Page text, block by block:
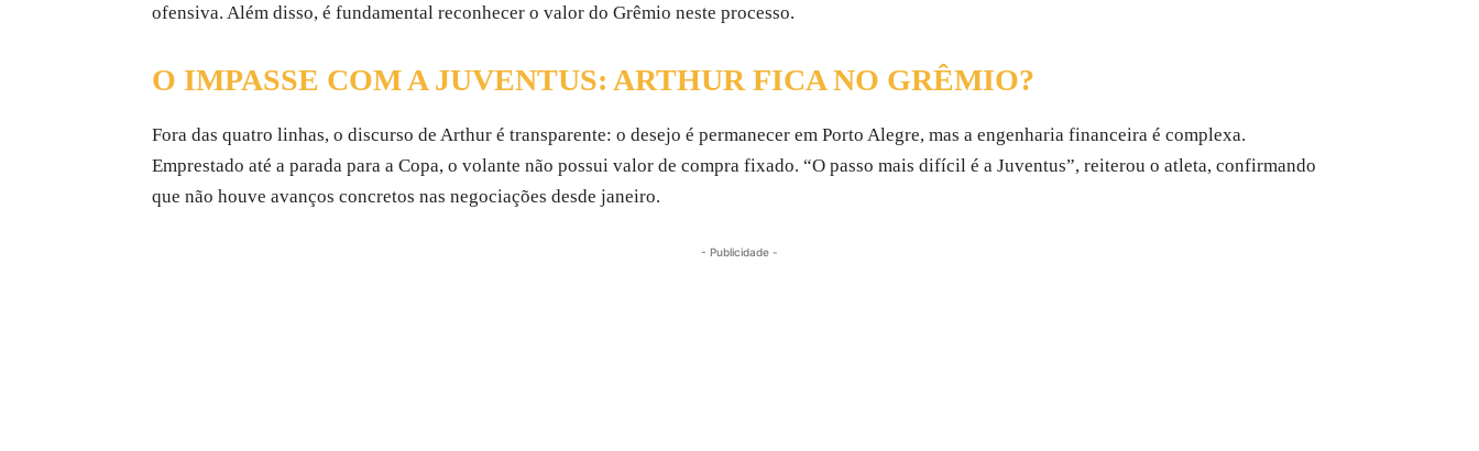
ofensiva. Além disso, é fundamental reconhecer o valor do Grêmio neste processo.
O IMPASSE COM A JUVENTUS: ARTHUR FICA NO GRÊMIO?
Fora das quatro linhas, o discurso de Arthur é transparente: o desejo é permanecer em Porto Alegre, mas a engenharia financeira é complexa.
Emprestado até a parada para a Copa, o volante não possui valor de compra fixado. “O passo mais difícil é a Juventus”, reiterou o atleta, confirmando
que não houve avanços concretos nas negociações desde janeiro.
- Publicidade -